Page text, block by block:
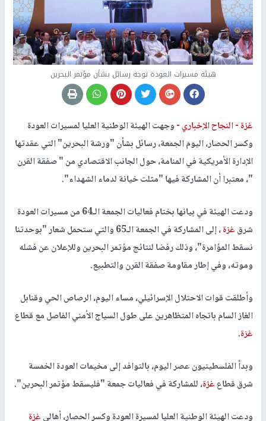
هيئة مسيرات العودة توجه رسائل بشأن مؤتمر البحرين
غزة -النجاح الإخباري -وجهت الهيئة الوطنية العليا لمسيرات العودة
وكسر الحصار، اليوم الجمعة، رسائل بشأن "ورشة البحرين" التي عقدتها
الإدارة الأمريكية في المنامة، حول الجانب الاقتصادي من " صفقة القرن
"، معتبرا أن المشاركة فيها "مثلت خيانة لدماء الشهداء".
ودعت الهيئة في بيانها بختام فعاليات الجمعة الـ64 من مسيرات العودة
شرقغزة
، إلى المشاركة في الجمعة الـ65 والتي ستحمل شعار "بوحدتنا
نسقط المؤامرة"، وذلك رفضا لنتائج مؤتمر البحرين وللإعلان عن فشله
وموته، وفي إطار مقاومة صفقة القرن والتطبيع.
وأطلقت قوات الاحتلال الإسرائيلي، مساء اليوم، الرصاص الحي وقنابل
الغاز السام باتجاه المتظاهرين على طول السياج الأمني الفاصل مع قطاع
غزة.
وبدأ الفلسطينيون عصر اليوم، بالتوافد إلى مخيمات العودة الخمسة
شرق قطاعغزة، للمشاركة في فعاليات جمعة "فليسقط مؤتمر البحرين".
ودعت الهيئة الوطنية العليا لمسيرة العودة وكسر الحصار، أهاليغزة